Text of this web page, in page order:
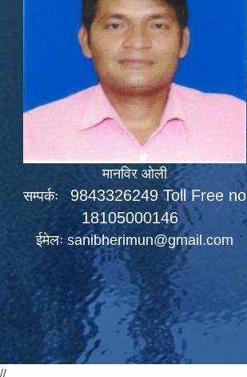
मानविर ओली
सम्पर्कः 9843326249 Toll Free no
18105000146
ईमेलः sanibherimun@gmail.com
//